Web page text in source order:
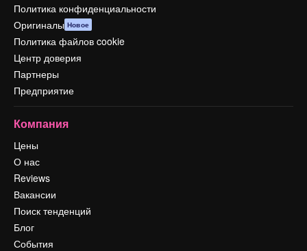
Политика конфиденциальности
Оригиналы Новое
Политика файлов cookie
Центр доверия
Партнеры
Предприятие
Компания
Цены
О нас
Reviews
Вакансии
Поиск тенденций
Блог
События